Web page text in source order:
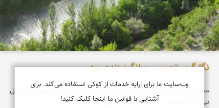
نگارگری تحسین برانگیز زنده رود
منظره باغستان های اطراف زاینده رود، در دره مابین روستاهای ایل
بیگی و چم عالی چهارمحال و بختیاری
وب‌سایت ما برای ارایه خدمات از کوکی استفاده می‌کند. برای
آشنایی با قوانین ما اینجا کلیک کنید!